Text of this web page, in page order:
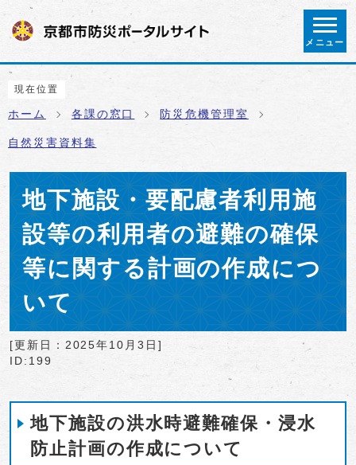
ページの先頭です
メニュー
ここから本文です
現在位置
ホーム 各課の窓口 防災危機管理室
自然災害資料集
地下施設・要配慮者利用施
設等の利用者の避難の確保
等に関する計画の作成につ
いて
[更新日： 2025年10月3日 ]
ID:199
地下施設の洪水時避難確保・浸水
防止計画の作成について